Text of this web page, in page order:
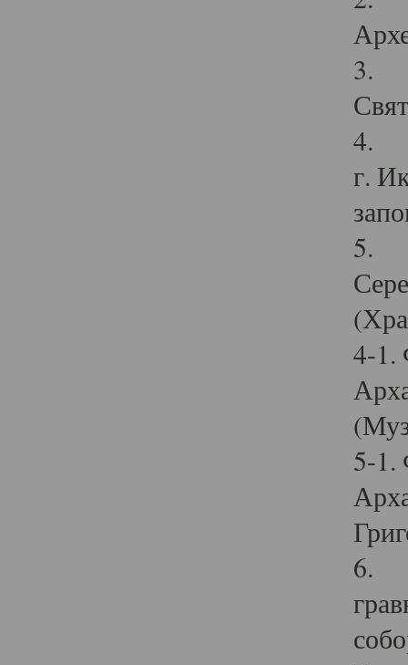
3.
4.
г.
5.
4-1.
5-1.
6.